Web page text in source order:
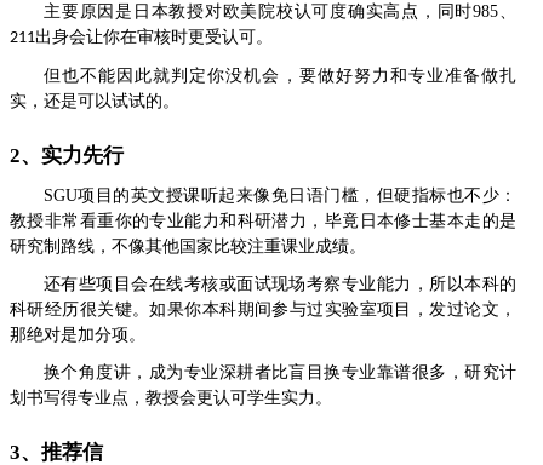
主要原因是日本教授对欧美院校认可度确实高点，同时985
211出身会让你在审核时更受认可。
但也不能因此就判定你没机会， 要做好努力和专业准备做扎
实，还是可以试试的。
2、实力先行
SGU项目的英文授课听起来像免日语门槛，但硬指标也不少 ：
教授非常看重你的专业能力和科研潜力，毕竟日本修士基本走的是
研究制路线，不像其他国家比较注重课业成绩。
还有些项目会在线考核或面试现场考察专业能力，所以本科的
科研经历很关键。如果你本科期间参与过实验室项目，发过论文，
那绝对是加分项。
换个角度讲，成为专业深耕者比盲目换专业靠谱很多，研究计
划书写得专业点，教授会更认可学生实力 。
3、推荐信